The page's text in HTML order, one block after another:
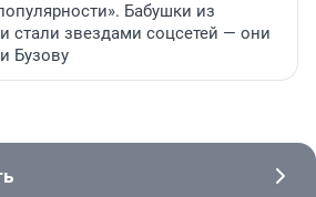
Бабушки из
стали звездами соцсетей — они
Бузову